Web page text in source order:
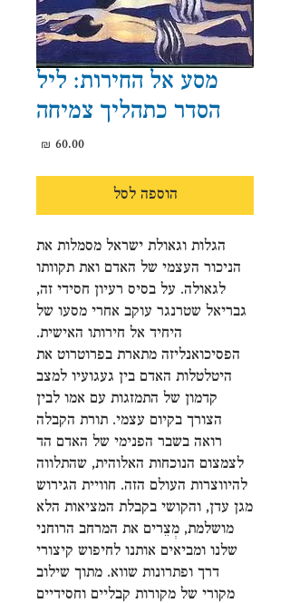
מסע אל החירות: ליל
הסדר כתהליך צמיחה
הוספה לסל
הגלות וגאולת ישראל מסמלות את
הניכור העצמי של האדם ואת תקוותו
לגאולה. על בסיס רעיון חסידי זה,
גבריאל שטרנגר עוקב אחרי מסעו של
היחיד אל חירותו האישית.
הפסיכואנליזה מתארת בפרוטרוט את
היטלטלות האדם בין געגועיו למצב
קדמון של התמזגות עם אמו לבין
הצורך בקיום עצמי. תורת הקבלה
רואה בשבר הפנימי של האדם הד
לצמצום הנוכחות האלוהית, שהתלווה
להיווצרות העולם הזה. חוויית הגירוש
מגן עדן, והקושי בקבלת המציאות הלא
מושלמת, מְצֵרים את המרחב הרוחני
שלנו ומביאים אותנו לחיפוש קיצורי
דרך ופתרונות שווא. מתוך שילוב
מקורי של מקורות קבליים וחסידיים